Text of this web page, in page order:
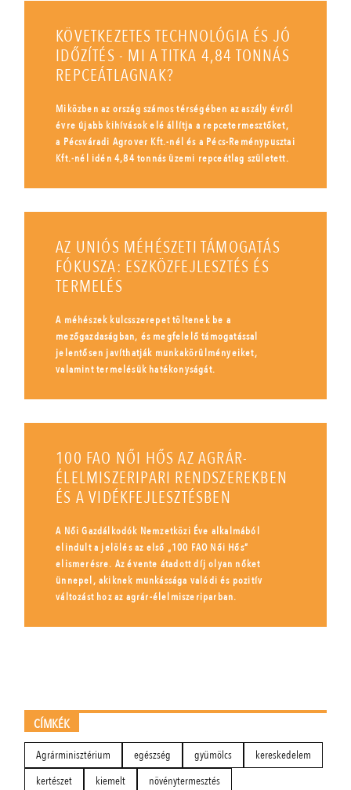
KÖVETKEZETES TECHNOLÓGIA ÉS JÓ
IDŐZÍTÉS - MI A TITKA 4,84 TONNÁS
REPCEÁTLAGNAK?
Miközben az ország számos térségében az aszály évről
évre újabb kihívások elé állítja a repcetermesztőket,
a Pécsváradi Agrover Kft.-nél és a Pécs-Reménypusztai
Kft.-nél idén 4,84 tonnás üzemi repceátlag született.
AZ UNIÓS MÉHÉSZETI TÁMOGATÁS
FÓKUSZA: ESZKÖZFEJLESZTÉS ÉS
TERMELÉS
A méhészek kulcsszerepet töltenek be a
mezőgazdaságban, és megfelelő támogatással
jelentősen javíthatják munkakörülményeiket,
valamint termelésük hatékonyságát.
100 FAO NŐI HŐS AZ AGRÁR-
ÉLELMISZERIPARI RENDSZEREKBEN
ÉS A VIDÉKFEJLESZTÉSBEN
A Női Gazdálkodók Nemzetközi Éve alkalmából
elindult a jelölés az első „100 FAO Női Hős”
elismerésre. Az évente átadott díj olyan nőket
ünnepel, akiknek munkássága valódi és pozitív
változást hoz az agrár-élelmiszeriparban.
CÍMKÉK
Agrárminisztérium egészség gyümölcs
kereskedelem
kertészet
kiemelt
növénytermesztés